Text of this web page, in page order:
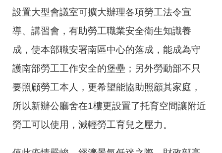
設置大型會議室可擴大辦理各項勞工法令宣
導、講習會，有助勞工職業安全衛生知識養
成，使本部職安署南區中心的落成，能成為守
護南部勞工工作安全的堡壘；另外勞動部不只
要照顧勞工本人，更希望能協助照顧其家庭，
所以新辦公廳舍在1樓更設置了托育空間讓附近
勞工可以使用，減輕勞工育兒之壓力。